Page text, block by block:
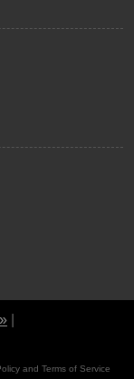
and Terms of Service